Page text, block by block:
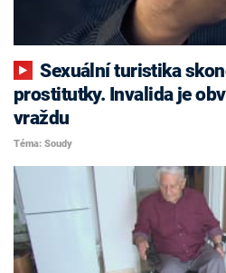
Sexuální turistika skončila pobodáním
prostitutky. Invalida je
vraždu
Téma: Soudy